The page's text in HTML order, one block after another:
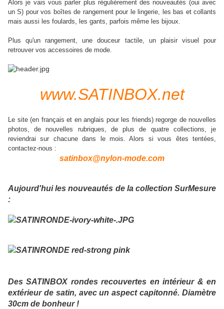
Alors je vais vous parler plus régulièrement des nouveautés (oui avec
un S) pour vos boîtes de rangement pour le lingerie, les bas et collants
mais aussi les foulards, les gants, parfois même les bijoux.
Plus qu'un rangement, une douceur tactile, un plaisir visuel pour
retrouver vos accessoires de mode.
www.SATINBOX.net
Le site (en français et en anglais pour les friends) regorge de nouvelles
photos, de nouvelles rubriques, de plus de quatre collections, je
reviendrai sur chacune dans le mois. Alors si vous êtes tentées,
contactez-nous :
satinbox@nylon-mode.com
Aujourd'hui les nouveautés de la collection SurMesure
:
Des SATINBOX rondes recouvertes en intérieur & en
extérieur de satin, avec un aspect capitonné. Diamètre
30cm de bonheur !